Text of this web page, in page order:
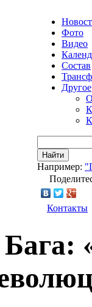
Фото
Видео
Состав
Другое
Найти
Например:
Контакты